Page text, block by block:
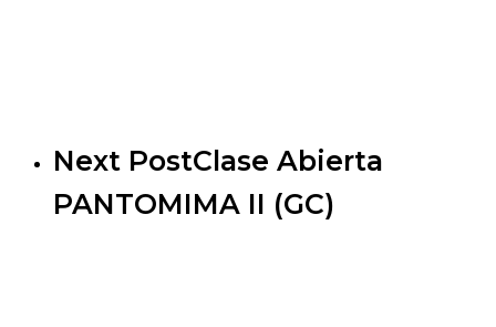
Next PostClase Abierta
PANTOMIMA II (GC)